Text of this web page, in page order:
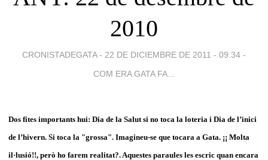
2010
CRONISTADEGATA - 22 DE DICIEMBRE DE 2011 - 09:34 -
COM ERA GATA FA...
Dos fites importants hui: Dia de la Salut si no toca la loteria i Dia de l’inici
de l’hivern. Si toca la "grossa". Imagineu-se que tocara a Gata. ¡¡ Molta
il·lusió!!, però ho farem realitat?. Aquestes paraules les escric quan encara